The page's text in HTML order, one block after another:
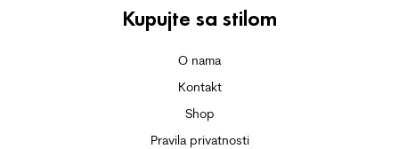
Kupujte sa stilom
O nama
Kontakt
Shop
Pravila privatnosti